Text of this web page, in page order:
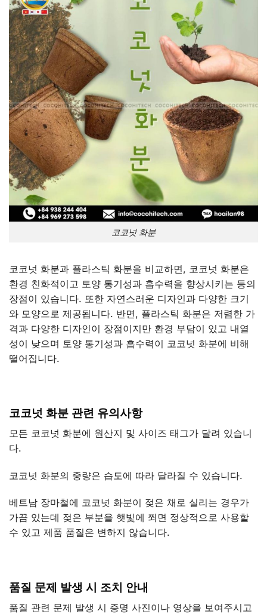
코코넛 화분
코코넛 화분과 플라스틱 화분을 비교하면, 코코넛 화분은
환경 친화적이고 토양 통기성과 흡수력을 향상시키는 등의
장점이 있습니다. 또한 자연스러운 디자인과 다양한 크기
와 모양으로 제공됩니다. 반면, 플라스틱 화분은 저렴한 가
격과 다양한 디자인이 장점이지만 환경 부담이 있고 내열
성이 낮으며 토양 통기성과 흡수력이 코코넛 화분에 비해
떨어집니다.
코코넛 화분 관련 유의사항
모든 코코넛 화분에 원산지 및 사이즈 태그가 달려 있습니
다.
코코넛 화분의 중량은 습도에 따라 달라질 수 있습니다.
베트남 장마철에 코코넛 화분이 젖은 채로 실리는 경우가
가끔 있는데 젖은 부분을 햇빛에 쬐면 정상적으로 사용할
수 있고 제품 품질은 변하지 않습니다.
품질 문제 발생 시 조치 안내
품질 관련 문제 발생 시 증명 사진이나 영상을 보여주시고